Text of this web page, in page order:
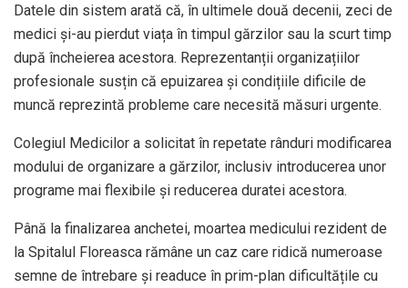
Datele din sistem arată că, în ultimele două decenii, zeci de
medici și-au pierdut viața în timpul gărzilor sau la scurt timp
după încheierea acestora. Reprezentanții organizațiilor
profesionale susțin că epuizarea și condițiile dificile de
muncă reprezintă probleme care necesită măsuri urgente.
Colegiul Medicilor a solicitat în repetate rânduri modificarea
modului de organizare a gărzilor, inclusiv introducerea unor
programe mai flexibile și reducerea duratei acestora.
Până la finalizarea anchetei, moartea medicului rezident de
la Spitalul Floreasca rămâne un caz care ridică numeroase
semne de întrebare și readuce în prim-plan dificultățile cu